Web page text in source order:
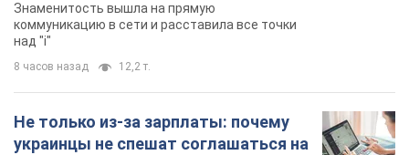
Знаменитость вышла на прямую
коммуникацию в сети и расставила все точки
над "i"
8 часов назад 12,2 т.
Не только из-за зарплаты: почему
украинцы не спешат соглашаться на